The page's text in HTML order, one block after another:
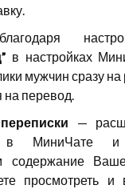
в настройках
мужчин сразу
на перевод.
—
в МиниЧате
содержание
просмотреть и